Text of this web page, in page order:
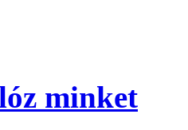
minket